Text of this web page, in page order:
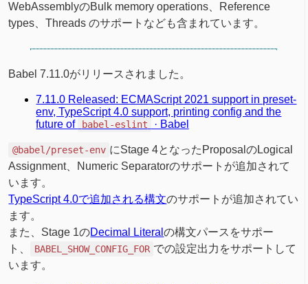
WebAssemblyのBulk memory operations、Reference
types、Threads のサポートなども含まれています。
Babel 7.11.0がリリースされました。
7.11.0 Released: ECMAScript 2021 support in preset-
env, TypeScript 4.0 support, printing config and the
future of
babel-eslint · Babel
@babel/preset-env にStage 4となったProposalのLogical
Assignment、Numeric Separatorのサポートが追加されて
います。
TypeScript 4.0で追加される構文のサポートが追加されてい
ます。
また、Stage 1のDecimal Literalの構文パースをサポー
ト、
BABEL_SHOW_CONFIG_FOR での設定出力をサポートして
います。